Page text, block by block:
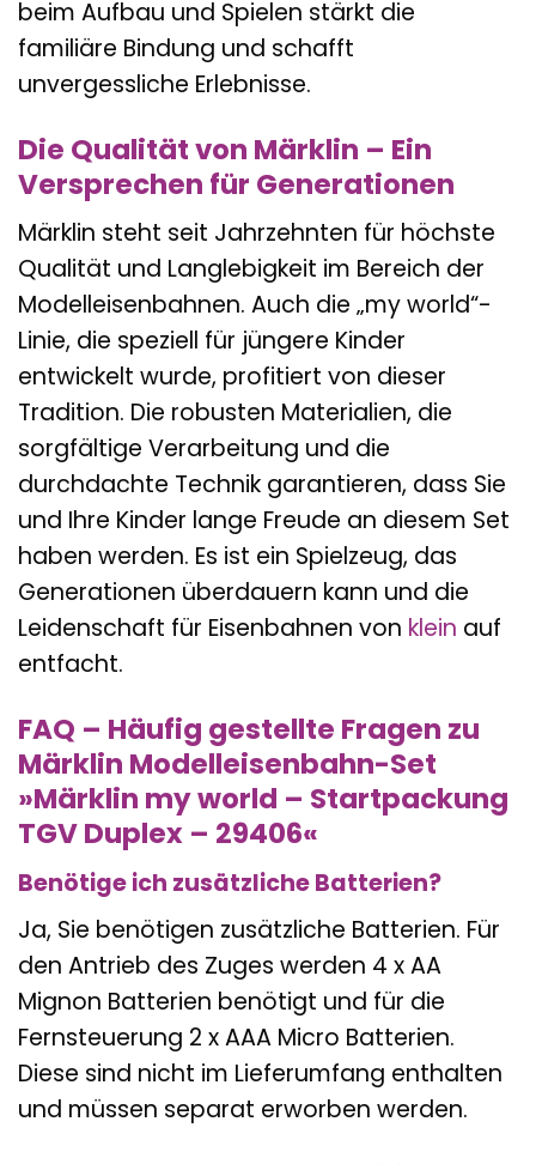
beim Aufbau und Spielen stärkt die
familiäre Bindung und schafft
unvergessliche Erlebnisse.
Die Qualität von Märklin – Ein
Versprechen für Generationen
Märklin steht seit Jahrzehnten für höchste
Qualität und Langlebigkeit im Bereich der
Modelleisenbahnen. Auch die „my world“-
Linie, die speziell für jüngere Kinder
entwickelt wurde, profitiert von dieser
Tradition. Die robusten Materialien, die
sorgfältige Verarbeitung und die
durchdachte Technik garantieren, dass Sie
und Ihre Kinder lange Freude an diesem Set
haben werden. Es ist ein Spielzeug, das
Generationen überdauern kann und die
Leidenschaft für Eisenbahnen von klein auf
entfacht.
FAQ – Häufig gestellte Fragen zu
Märklin Modelleisenbahn-Set
»Märklin my world – Startpackung
TGV Duplex – 29406«
Benötige ich zusätzliche Batterien?
Ja, Sie benötigen zusätzliche Batterien. Für
den Antrieb des Zuges werden 4 x AA
Mignon Batterien benötigt und für die
Fernsteuerung 2 x AAA Micro Batterien.
Diese sind nicht im Lieferumfang enthalten
und müssen separat erworben werden.